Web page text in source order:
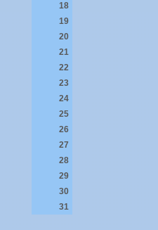
18
19
20
21
22
23
24
25
26
27
28
29
30
31